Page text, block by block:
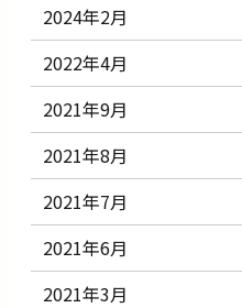
2024年2月
2022年4月
2021年9月
2021年8月
2021年7月
2021年6月
2021年3月